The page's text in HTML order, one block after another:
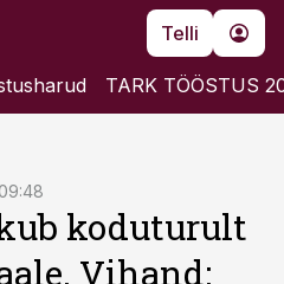
Telli
TARK TÖÖSTUS
koduturult
Vihand: